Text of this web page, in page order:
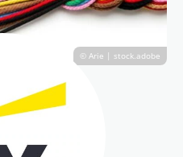
© Arie | stock.adobe